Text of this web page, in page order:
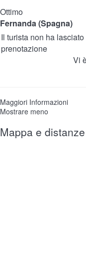
Ottimo
Fernanda (Spagna)
Il turista non ha
prenotazione
Vi
Maggiori Informazioni
Mostrare meno
Mappa e distanze